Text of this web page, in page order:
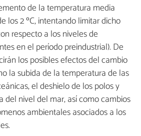
de la temperatura media
los 2 ºC, intentando limitar dicho
respecto a los niveles de
en el período preindustrial). De
los posibles efectos del cambio
la subida de la temperatura de las
el deshielo de los polos y
del nivel del mar, así como cambios
ambientales asociados a los